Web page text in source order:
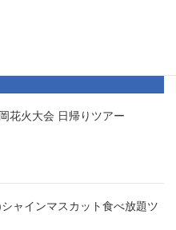
火大会 日帰りツアー
ャインマスカット食べ放題ツ